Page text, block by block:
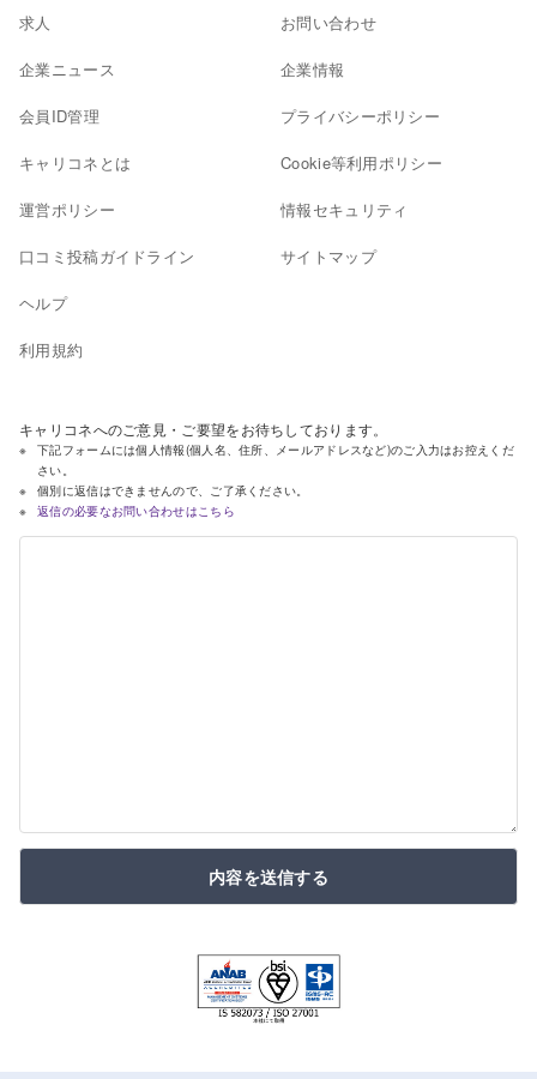
求人
企業ニュース
会員ID管理
キャリコネとは
運営ポリシー
口コミ投稿ガイドライン
ヘルプ
利用規約
お問い合わせ
企業情報
プライバシーポリシー
Cookie等利用ポリシー
情報セキュリティ
サイトマップ
キャリコネへのご意見・ご要望をお待ちしております。
下記フォームには個人情報(個人名、住所、メールアドレスなど)のご入力はお控えくだ
さい。
個別に返信はできませんので、ご了承ください。
返信の必要なお問い合わせはこちら
内容を送信する